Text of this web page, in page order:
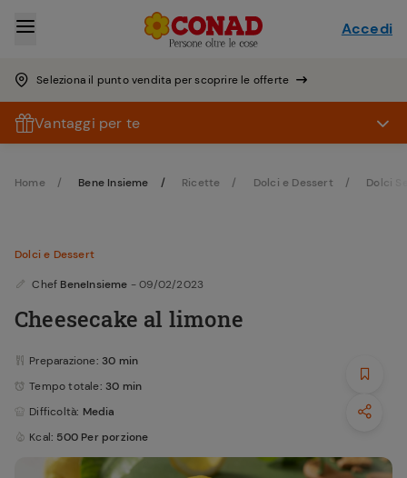
Seleziona il punto vendita per scoprire le offerte
Accedi
Vantaggi per te
Home Bene Insieme Ricette Dolci e Dessert Dolci
Dolci e Dessert
Chef BeneInsieme - 09/02/2023
Cheesecake al limone
Preparazione: 30 min
Tempo totale: 30 min
Difficoltà: Media
Kcal: 500 Per porzione